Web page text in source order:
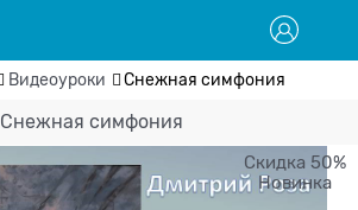
Видеоуроки Снежная симфония
Снежная симфония
Скидка 50%
Новинка